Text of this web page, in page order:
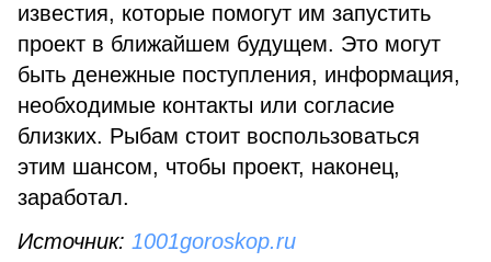
известия, которые помогут им запустить
проект в ближайшем будущем. Это могут
быть денежные поступления, информация,
необходимые контакты или согласие
близких. Рыбам стоит воспользоваться
этим шансом, чтобы проект, наконец,
заработал.
Источник: 1001goroskop.ru